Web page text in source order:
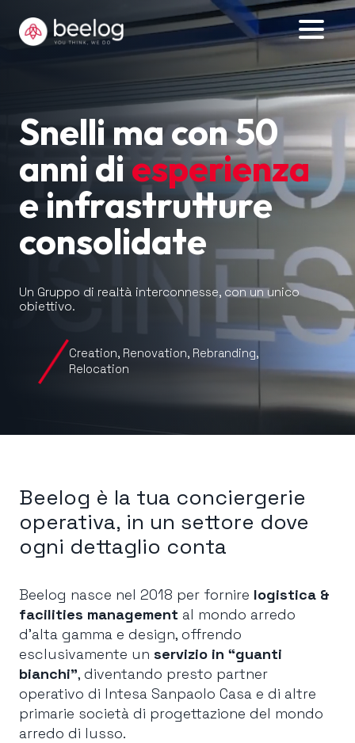
Snelli ma con 50
anni di esperienza
e infrastrutture
consolidate
Un Gruppo di realtà interconnesse, con un unico
obiettivo.
Creation, Renovation, Rebranding,
Relocation
Beelog è la tua conciergerie
operativa, in un settore dove
ogni dettaglio conta
Beelog nasce nel 2018 per fornire logistica &
facilities management al mondo arredo
d’alta gamma e design, offrendo
esclusivamente un servizio in “guanti
bianchi”, diventando presto partner
operativo di Intesa Sanpaolo Casa e di altre
primarie società di progettazione del mondo
arredo di lusso.